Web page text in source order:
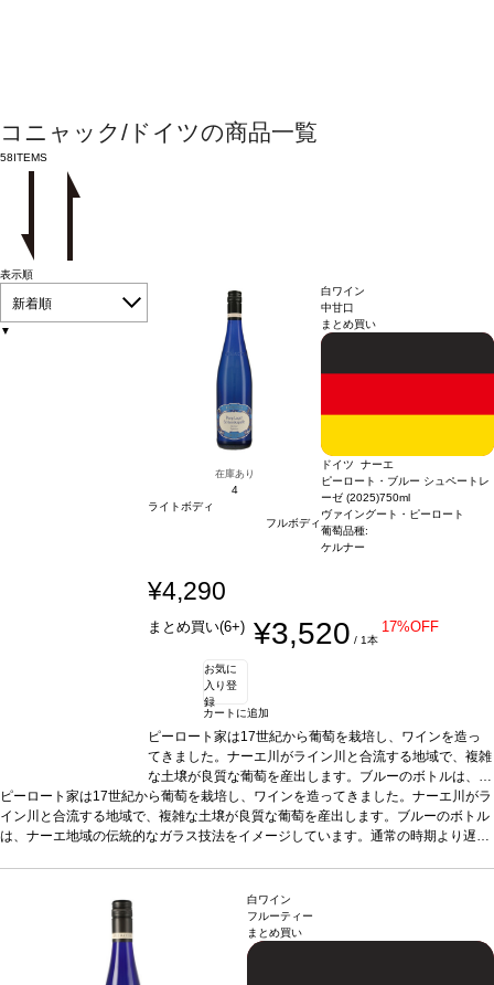
コニャック/ドイツの商品一覧
58ITEMS
表示順
新着順
▼
在庫あり
4
ライトボディ
フルボディ
白ワイン
中甘口
まとめ買い
ドイツ ナーエ
ピーロート・ブルー シュペートレ
ーゼ (2025)750ml
ヴァイングート・ピーロート
葡萄品種:
ケルナー
¥4,290
まとめ買い(6+) ¥3,520 / 1本
17%OFF
お気に
入り登
録
カートに追加
ピーロート家は17世紀から葡萄を栽培し、ワインを造っ
てきました。ナーエ川がライン川と合流する地域で、複雑
な土壌が良質な葡萄を産出します。ブルーのボトルは、ナ
ーエ地域の伝統的なガラス技法をイメージしています。通
常の時期より遅く摘み取った（シュペートレーゼ）完熟葡
萄を使用うので、糖度が上がり、成分が凝縮し、奥行のあ
マスカット、青リンゴ、ミラベルの魅惑的な
濃いアロマが広がる。洋ナシやフルーツドロップが加わ
り、芳醇で飲みやすい、素晴らしくユニークな一本。
フルーツタルト、チーズなどと好相性
ピーロート家は17世紀から葡萄を栽培し、ワインを造ってきました。ナーエ川がラ
イン川と合流する地域で、複雑な土壌が良質な葡萄を産出します。ブルーのボトル
は、ナーエ地域の伝統的なガラス技法をイメージしています。通常の時期より遅く
韻、そしてフレッシュさが特徴です。
テイスティングノート
ゴ、ミラベルの魅惑的な濃いアロマが広がる。洋ナシやフルーツドロップが加わ
り、芳醇で飲みやすい、素晴らしくユニークな一本。
チーズなどと好相性 葡萄品種 シュペートレーゼワインの特徴
レーゼは通常の収穫より遅れて摘み取る、いわゆる遅摘みの果実から造られるワイ
白ワイン
フルーティー
まとめ買い